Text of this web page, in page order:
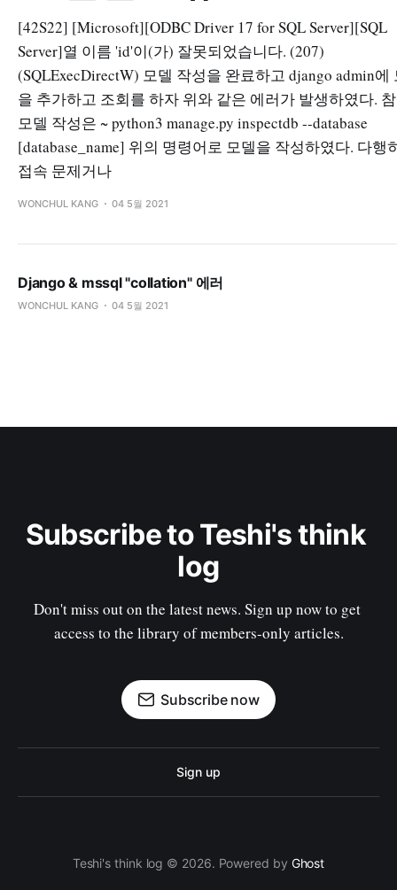
[42S22] [Microsoft][ODBC Driver 17 for SQL Server][SQL
Server]열 이름 'id'이(가) 잘못되었습니다. (207)
(SQLExecDirectW) 모델 작성을 완료하고 django admin에
을 추가하고 조회를 하자 위와 같은 에러가 발생하였다.
모델 작성은 ~ python3 manage.py inspectdb --database
[database_name] 위의 명령어로 모델을 작성하였다. 다행
접속 문제거나
WONCHUL KANG 04 5월 2021
Django & mssql "collation" 에러
WONCHUL KANG 04 5월 2021
Subscribe to Teshi's think
log
Don't miss out on the latest news. Sign up now to get
access to the library of members-only articles.
Subscribe now
Sign up
Teshi's think log © 2026. Powered by Ghost